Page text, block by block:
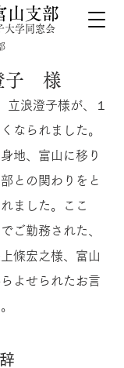
山支部
大学同窓会
子 様
立浪澄子様が、１
なられました。
地、富山に移り
との関わりをと
ました。ここ
ご勤務された、
條宏之様、富山
よせられたお言